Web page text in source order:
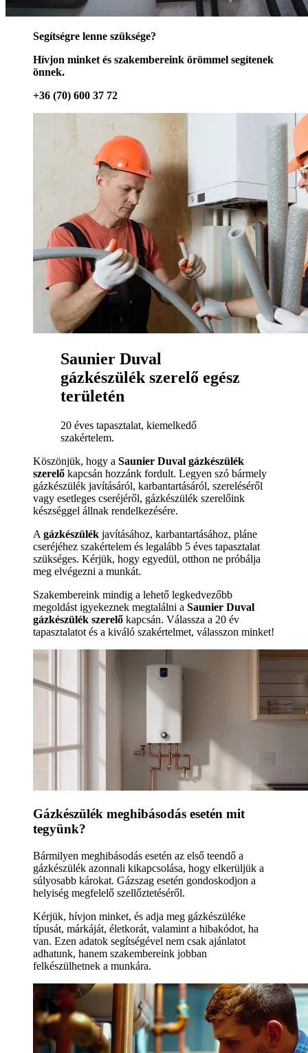
Segítségre lenne szüksége?
Hívjon minket és szakembereink örömmel segítenek
önnek.
+36 (70) 600 37 72
Saunier Duval
gázkészülék szerelő egész
területén
20 éves tapasztalat, kiemelkedő
szakértelem.
Köszönjük, hogy a Saunier Duval gázkészülék
szerelő kapcsán hozzánk fordult. Legyen szó bármely
gázkészülék javításáról, karbantartásáról, szereléséről
vagy esetleges cseréjéről, gázkészülék szerelőink
készséggel állnak rendelkezésére.
A gázkészülék javításához, karbantartásához, pláne
cseréjéhez szakértelem és legalább 5 éves tapasztalat
szükséges. Kérjük, hogy egyedül, otthon ne próbálja
meg elvégezni a munkát.
Szakembereink mindig a lehető legkedvezőbb
megoldást igyekeznek megtalálni a Saunier Duval
gázkészülék szerelő kapcsán. Válassza a 20 év
tapasztalatot és a kiváló szakértelmet, válasszon minket!
Gázkészülék meghibásodás esetén mit
tegyünk?
Bármilyen meghibásodás esetén az első teendő a
gázkészülék azonnali kikapcsolása, hogy elkerüljük a
súlyosabb károkat. Gázszag esetén gondoskodjon a
helyiség megfelelő szellőztetéséről.
Kérjük, hívjon minket, és adja meg gázkészüléke
típusát, márkáját, életkorát, valamint a hibakódot, ha
van. Ezen adatok segítségével nem csak ajánlatot
adhatunk, hanem szakembereink jobban
felkészülhetnek a munkára.